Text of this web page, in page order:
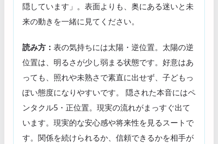
隠しています」。表面よりも、奥にある迷いと未
来の動きを一緒に見てください。
読み方： 表の気持ちには太陽・逆位置。太陽の逆
位置は、明るさが少し弱まる状態です。好意はあ
っても、照れや未熟さで素直に出せず、子どもっ
ぽい態度になりやすいです。 隠された本音にはペ
ンタクル5・正位置。現実の流れがまっすぐ出て
います。現実的な安心感や将来性を見るスートで
す。関係を続けられるか、信頼できるかを相手が